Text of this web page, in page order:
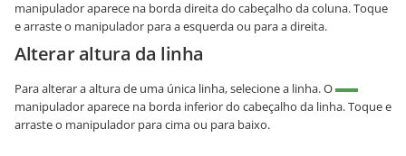
manipulador aparece na borda direita do cabeçalho da coluna. Toque
e arraste o manipulador para a esquerda ou para a direita.
Alterar altura da linha
Para alterar a altura de uma única linha, selecione a linha. O
manipulador aparece na borda inferior do cabeçalho da linha. Toque e
arraste o manipulador para cima ou para baixo.